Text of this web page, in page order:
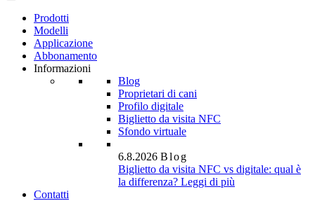
Prodotti
Modelli
Applicazione
Abbonamento
Informazioni
Blog
Proprietari di cani
Profilo digitale
Biglietto da visita NFC
Sfondo virtuale
6.8.2026 Blog
Biglietto da visita NFC vs digitale: qual è
la differenza? Leggi di più
Contatti